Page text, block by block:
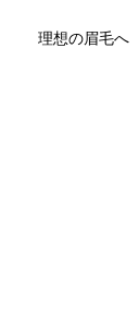
理想の眉毛へ